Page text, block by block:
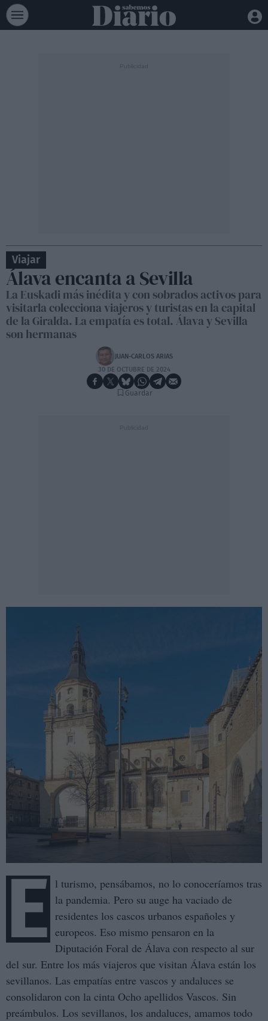
Viajar
Álava encanta a Sevilla
La Euskadi más inédita y con sobrados activos para
visitarla colecciona viajeros y turistas en la capital
de la Giralda. La empatía es total. Álava y Sevilla
son hermanas
JUAN-CARLOS ARIAS
30 DE OCTUBRE DE 2024
Guardar
E l turismo, pensábamos, no lo conoceríamos tras
la pandemia. Pero su auge ha vaciado de
residentes los cascos urbanos españoles y
europeos. Eso mismo pensaron en la
Diputación Foral de Álava con respecto al sur
del sur. Entre los más viajeros que visitan Álava están los
sevillanos. Las empatías entre vascos y andaluces se
consolidaron con la cinta Ocho apellidos Vascos. Sin
preámbulos. Los sevillanos, los andaluces, amamos todo